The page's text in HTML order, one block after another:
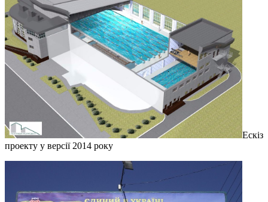
Ескіз
проекту у версії 2014 року